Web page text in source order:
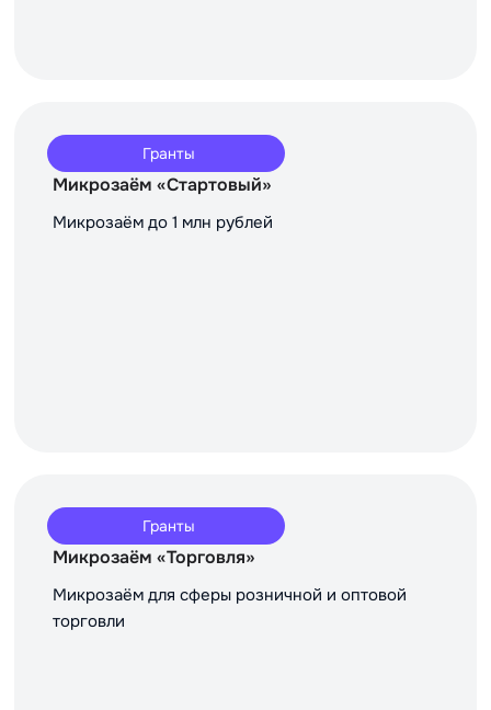
Гранты
Микрозаём «Стартовый»
Микрозаём до 1 млн рублей
Гранты
Микрозаём «Торговля»
Микрозаём для сферы розничной и оптовой
торговли